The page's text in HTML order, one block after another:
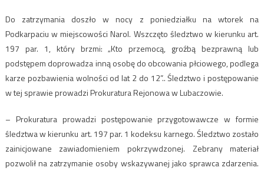
Do zatrzymania doszło w nocy z poniedziałku na wtorek na
Podkarpaciu w miejscowości Narol. Wszczęto śledztwo w kierunku art.
197 par. 1, który brzmi: „Kto przemocą, groźbą bezprawną lub
podstępem doprowadza inną osobę do obcowania płciowego, podlega
karze pozbawienia wolności od lat 2 do 12”.. Śledztwo i postępowanie
w tej sprawie prowadzi Prokuratura Rejonowa w Lubaczowie.
– Prokuratura prowadzi postępowanie przygotowawcze w formie
śledztwa w kierunku art. 197 par. 1 kodeksu karnego. Śledztwo zostało
zainicjowane zawiadomieniem pokrzywdzonej. Zebrany materiał
pozwolił na zatrzymanie osoby wskazywanej jako sprawca zdarzenia.